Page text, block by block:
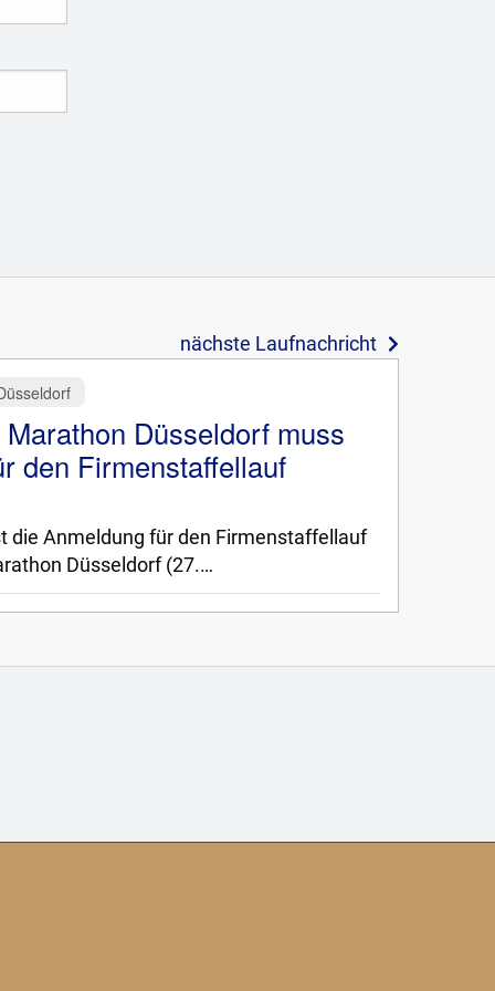
nächste Laufnachricht
Düsseldorf muss
den Firmenstaffellauf
die Anmeldung für den Firmenstaffellauf
Düsseldorf (27.…